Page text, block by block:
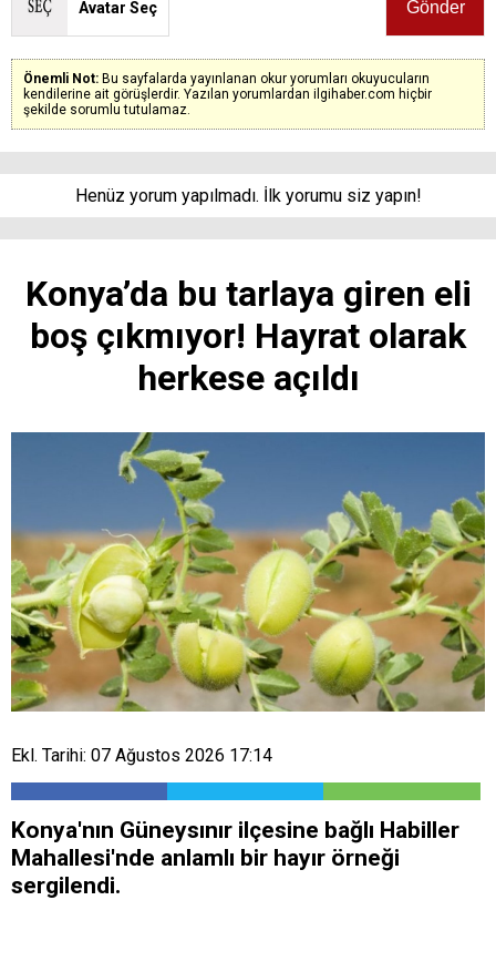
Avatar Seç
Önemli Not: Bu sayfalarda yayınlanan okur yorumları okuyucuların
kendilerine ait görüşlerdir. Yazılan yorumlardan ilgihaber.com hiçbir
şekilde sorumlu tutulamaz.
Henüz yorum yapılmadı. İlk yorumu siz yapın!
Konya’da bu tarlaya giren eli
boş çıkmıyor! Hayrat olarak
herkese açıldı
Ekl. Tarihi: 07 Ağustos 2026 17:14
Konya'nın Güneysınır ilçesine bağlı Habiller
Mahallesi'nde anlamlı bir hayır örneği
sergilendi.